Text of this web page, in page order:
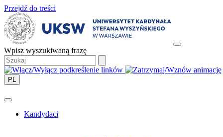
Przejdź do treści
Wpisz wyszukiwaną frazę
PL
Kandydaci